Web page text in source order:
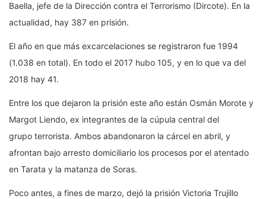
Baella, jefe de la Dirección contra el Terrorismo (Dircote). En la
actualidad, hay 387 en prisión.
El año en que más excarcelaciones se registraron fue 1994
(1.038 en total). En todo el 2017 hubo 105, y en lo que va del
2018 hay 41.
Entre los que dejaron la prisión este año están Osmán Morote y
Margot Liendo, ex integrantes de la cúpula central del
grupo terrorista. Ambos abandonaron la cárcel en abril, y
afrontan bajo arresto domiciliario los procesos por el atentado
en Tarata y la matanza de Soras.
Poco antes, a fines de marzo, dejó la prisión Victoria Trujillo